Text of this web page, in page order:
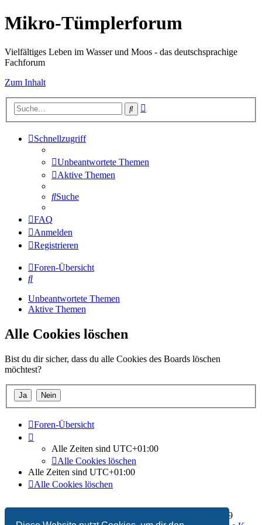
Mikro-Tümplerforum
Vielfältiges Leben im Wasser und Moos - das deutschsprachige
Fachforum
Zum Inhalt
Suche
Schnellzugriff
Unbeantwortete Themen
Aktive Themen
Suche
FAQ
Anmelden
Registrieren
Foren-Übersicht
Suche
Unbeantwortete Themen
Aktive Themen
Alle Cookies löschen
Bist du dir sicher, dass du alle Cookies des Boards löschen
möchtest?
Foren-Übersicht
Alle Zeiten sind UTC+01:00
Alle Cookies löschen
Alle Zeiten sind UTC+01:00
Alle Cookies löschen
| Copyright © 2006 - 2019